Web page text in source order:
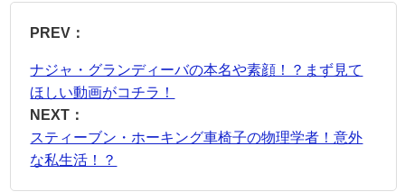
PREV：
ナジャ・グランディーバの本名や素顔！？まず見て
ほしい動画がコチラ！
NEXT：
スティーブン・ホーキング車椅子の物理学者！意外
な私生活！？